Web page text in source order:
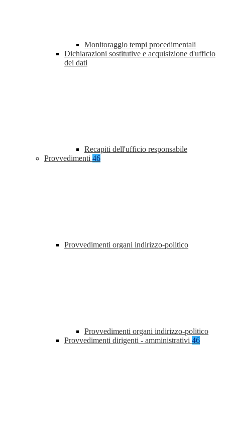
Monitoraggio tempi procedimentali
Dichiarazioni sostitutive e acquisizione d'ufficio
dei dati
Recapiti dell'ufficio responsabile
Provvedimenti 46
Provvedimenti organi indirizzo-politico
Provvedimenti organi indirizzo-politico
Provvedimenti dirigenti - amministrativi 46